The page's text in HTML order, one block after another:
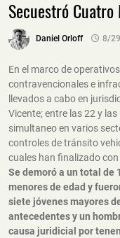
Secuestró
Daniel Orloff 8/
En el marco de
contravencionales e
llevados a cabo en
Vicente; entre las 22 y
simultaneo en varios
controles de tránsito
cuales han finalizado
Se demoró a un total de
menores de edad y
siete jóvenes mayores
antecedentes y un
causa juridicial por